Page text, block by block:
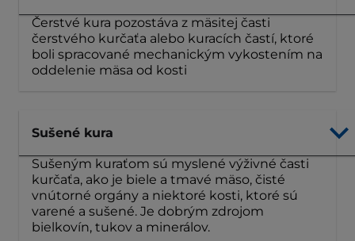
Čerstvé kura pozostáva z mäsitej časti
čerstvého kurčaťa alebo kuracích častí, ktoré
boli spracované mechanickým vykostením na
oddelenie mäsa od kosti
Sušené kura
Sušeným kuraťom sú myslené výživné časti
kurčaťa, ako je biele a tmavé mäso, čisté
vnútorné orgány a niektoré kosti, ktoré sú
varené a sušené. Je dobrým zdrojom
bielkovín, tukov a minerálov.